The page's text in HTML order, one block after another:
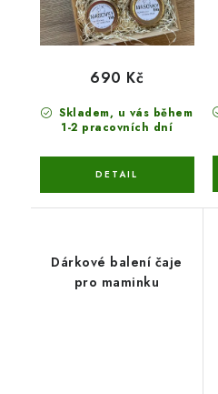
Skladem, u vás během
1-2 pracovních dní
690 Kč
Dárkové balení čaje
pro maminku